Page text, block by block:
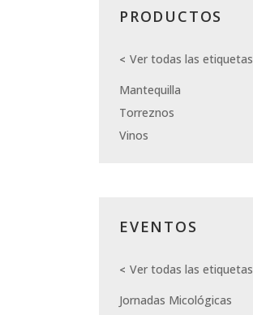
PRODUCTOS
Ver todas las etiquetas
Mantequilla
Torreznos
Vinos
EVENTOS
Ver todas las etiquetas
Jornadas Micológicas